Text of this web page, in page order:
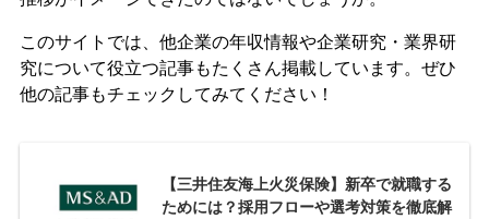
このサイトでは、他企業の年収情報や企業研究・業界研
究について役立つ記事もたくさん掲載しています。ぜひ
他の記事もチェックしてみてください！
【三井住友海上火災保険】新卒で就職する
ためには？採用フローや選考対策を徹底解